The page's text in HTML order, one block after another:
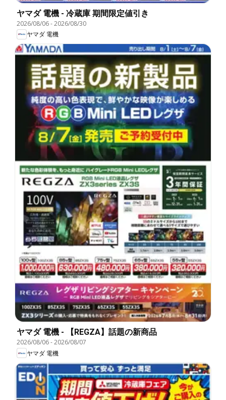
ヤマダ 電機 - 冷蔵庫 期間限定値引き
2026/08/06-2026/08/30
ヤマダ 電機
ヤマダ 電機 - 【REGZA】話題の新商品
2026/08/06-2026/08/07
ヤマダ 電機